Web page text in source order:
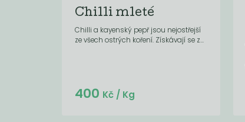
Chilli mleté
Chilli a kayenský pepř jsou nejostřejší
ze všech ostrých koření. Získávají se z...
Do košíku:
400 Kč/ Kg